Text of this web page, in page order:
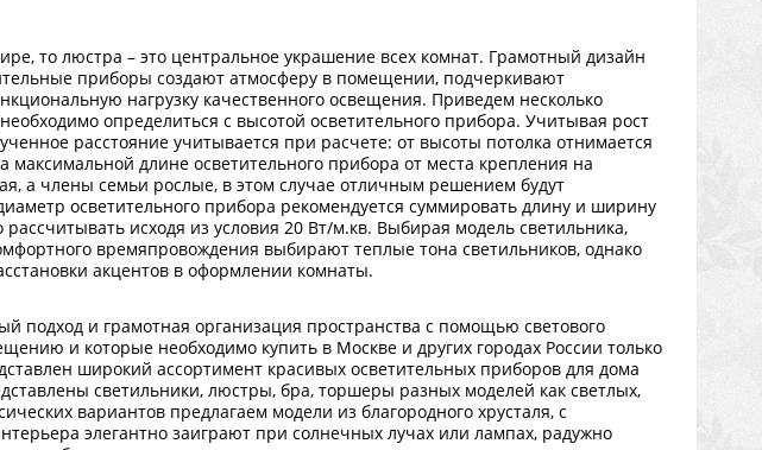
то люстра – это центральное украшение всех комнат. Грамотный дизайн
приборы создают атмосферу в помещении, подчеркивают
нагрузку качественного освещения. Приведем несколько
определиться с высотой осветительного прибора. Учитывая рост
расстояние учитывается при расчете: от высоты потолка отнимается
длине осветительного прибора от места крепления на
а члены семьи рослые, в этом случае отличным решением будут
осветительного прибора рекомендуется суммировать длину и ширину
исходя из условия 20 Вт/м.кв. Выбирая модель светильника,
времяпровождения выбирают теплые тона светильников, однако
акцентов в оформлении комнаты.
подход и грамотная организация пространства с помощью светового
и которые необходимо купить в Москве и других городах России только
широкий ассортимент красивых осветительных приборов для дома
светильники, люстры, бра, торшеры разных моделей как светлых,
вариантов предлагаем модели из благородного хрусталя, с
элегантно заиграют при солнечных лучах или лампах, радужно